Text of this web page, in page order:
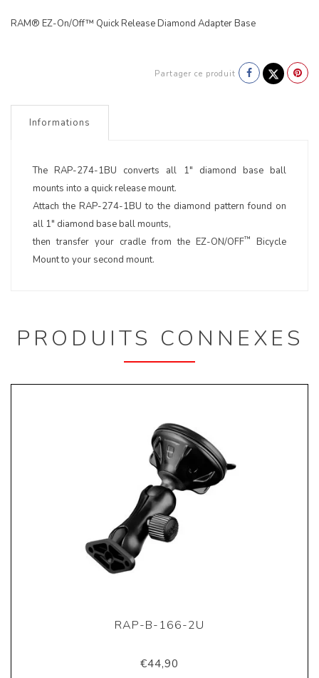
RAM® EZ-On/Off™ Quick Release Diamond Adapter Base
Partager ce produit
Informations
The RAP-274-1BU converts all 1" diamond base ball
mounts into a quick release mount.
Attach the RAP-274-1BU to the diamond pattern found on
all 1" diamond base ball mounts,
then transfer your cradle from the EZ-ON/OFF™
Bicycle
Mount to your second mount.
PRODUITS CONNEXES
RAP-B-166-2U
€44,90